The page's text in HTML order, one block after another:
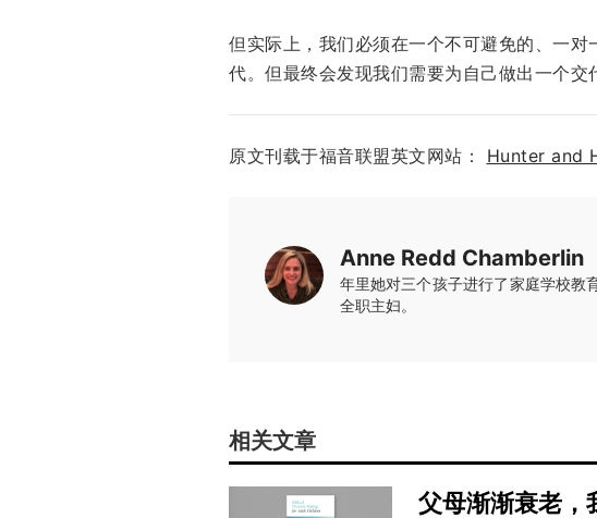
但实际上，我们必须在一个不可避免的、一
代。但最终会发现我们需要为自己做出一个交
原文刊载于福音联盟英文网站： Hunter and
Anne Redd Chamberlin
年里她对三个孩子进行了家庭学校教
全职主妇。
相关文章
父母渐渐衰老，